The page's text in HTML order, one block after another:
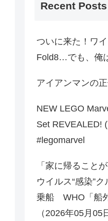
Recent Posts
ついに来た！ワ
Fold8…でも、俺
アイアンマンの
NEW LEGO
Set REVEALED!
#legomarvel
「家に帰ること
ウイルス“感染”
乗船 WHO「船
（2026年05月05